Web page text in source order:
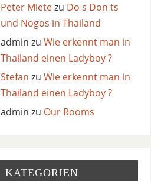
Peter Mietezu Do s Don ts
und Nogos in Thailand
admin zu Wie erkennt man in
Thailand einen Ladyboy ?
Stefan zu Wie erkennt man in
Thailand einen Ladyboy ?
admin zu Our Rooms
KATEGORIEN